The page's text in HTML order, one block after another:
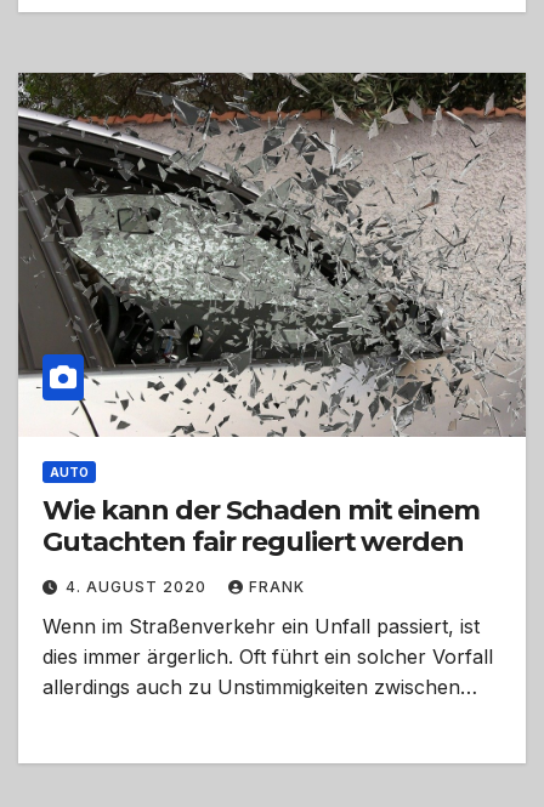
AUTO
Wie kann der Schaden mit einem
Gutachten fair reguliert werden
4. AUGUST 2020 FRANK
Wenn im Straßenverkehr ein Unfall passiert, ist
dies immer ärgerlich. Oft führt ein solcher Vorfall
allerdings auch zu Unstimmigkeiten zwischen…